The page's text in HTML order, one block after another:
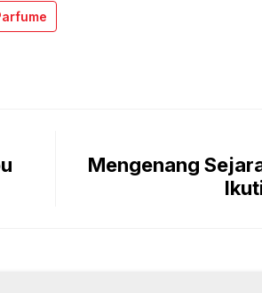
Mengenang